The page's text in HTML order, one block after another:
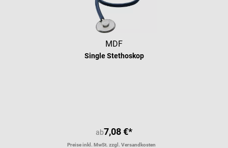
MDF
Single Stethoskop
ab7,08 €*
Preise inkl. MwSt. zzgl. Versandkosten